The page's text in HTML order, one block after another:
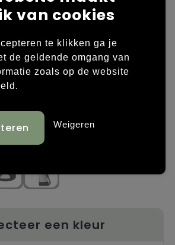
en tassen
een kleur
van cookies
te klikken ga je
de geldende omgang van
zoals op de website
Weigeren